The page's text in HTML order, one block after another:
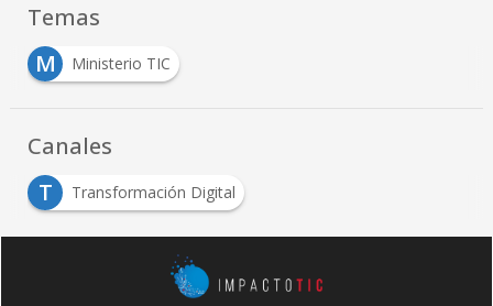
Temas
M
Ministerio TIC
Canales
T
Transformación Digital